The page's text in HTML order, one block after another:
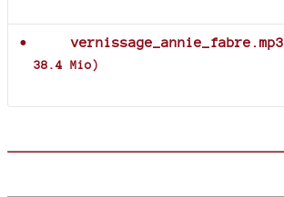
vernissage_annie_fabre.mp3
38.4 Mio)